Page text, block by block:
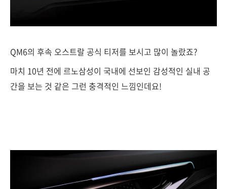
QM6의 후속 오스트랄 공식 티저를 보시고 많이 놀랐죠?
마치 10년 전에 르노삼성이 국내에 선보인 감성적인 실내 공
간을 보는 것 같은 그런 충격적인 느낌인데요!